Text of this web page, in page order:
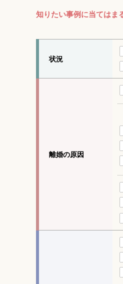
知りたい事例に当てはま
状況
離婚の原因